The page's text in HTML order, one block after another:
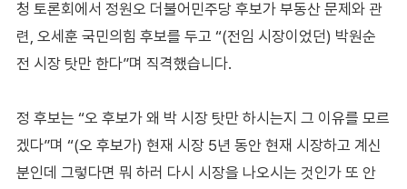
청 토론회에서 정원오 더불어민주당 후보가 부동산 문제와 관
련, 오세훈 국민의힘 후보를 두고 “(전임 시장이었던) 박원순
전 시장 탓만 한다”며 직격했습니다.
정 후보는 “오 후보가 왜 박 시장 탓만 하시는지 그 이유를 모르
겠다”며 “(오 후보가) 현재 시장 5년 동안 현재 시장하고 계신
분인데 그렇다면 뭐 하러 다시 시장을 나오시는 것인가 또 안